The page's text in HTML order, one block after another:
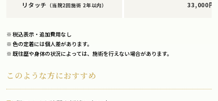
リタッチ （当院2回施術 2年以内） 33,000円
※ 税込表示・追加費用なし
※ 色の定着には個人差があります。
※ 既往歴や身体の状況によっては、施術を行えない場合があります。
このような方におすすめ